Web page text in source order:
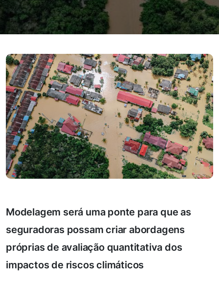
Modelagem será uma ponte para que as
seguradoras possam criar abordagens
próprias de avaliação quantitativa dos
impactos de riscos climáticos